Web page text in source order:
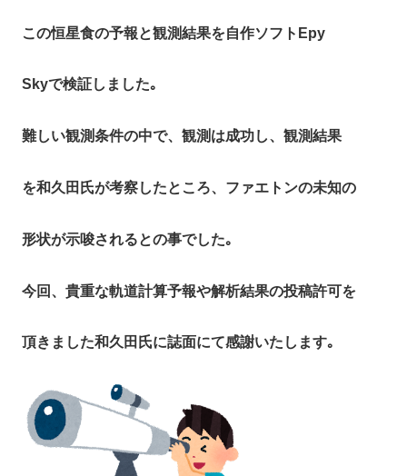
この恒星食の予報と観測結果を自作ソフトEpy
Skyで検証しました｡
難しい観測条件の中で、観測は成功し、観測結果
を和久田氏が考察したところ、ファエトンの未知の
形状が示唆されるとの事でした｡
今回、貴重な軌道計算予報や解析結果の投稿許可を
頂きました和久田氏に誌面にて感謝いたします｡